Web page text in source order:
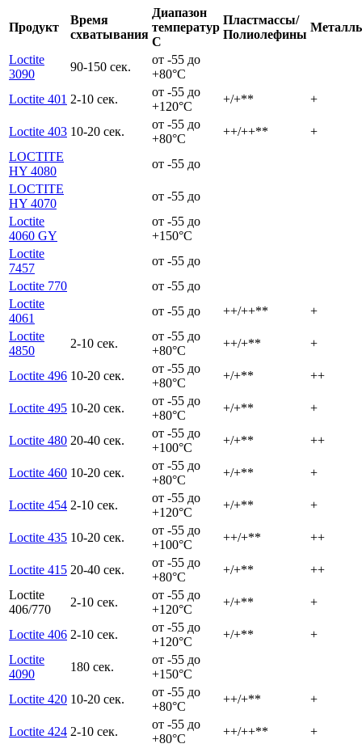
Продукт
Время
схватывания
Диапазон
температур
С
Пластмассы/
Полиолефины
Loctite
3090
90-150 сек.
от -55 до
+80°C
Loctite 401 2-10 сек.
от -55 до
+120°C
+/+** +
Loctite 403 10-20 сек.
от -55 до
+80°C
++/++**
+
LOCTITE
HY 4080
от -55 до
LOCTITE
HY 4070
от -55 до
Loctite
4060 GY
от -55 до
+150°C
Loctite
7457
от -55 до
Loctite 770
от -55 до
Loctite
4061
от -55 до ++/++**
+
Loctite
4850
2-10 сек.
от -55 до
+80°C
++/+** +
Loctite 496 10-20 сек.
от -55 до
+80°C
+/+** ++
Loctite 495 10-20 сек.
от -55 до
+80°C
+/+** +
Loctite 480 20-40 сек.
от -55 до
+100°C
+/+** ++
Loctite 460 10-20 сек.
от -55 до
+80°C
+/+** +
Loctite 454 2-10 сек.
от -55 до
+120°C
+/+** +
Loctite 435 10-20 сек.
от -55 до
+100°C
++/+** ++
Loctite 415 20-40 сек.
от -55 до
+80°C
+/+**
++
Loctite
406/770
2-10 сек.
от -55 до
+120°C
+/+** +
Loctite 406 2-10 сек.
от -55 до
+120°C
+/+**
+
Loctite
4090
180 сек.
от -55 до
+150°C
Loctite 420 10-20 сек.
от -55 до
+80°C
++/+** +
Loctite 424 2-10 сек.
от -55 до
+80°C
++/++** +